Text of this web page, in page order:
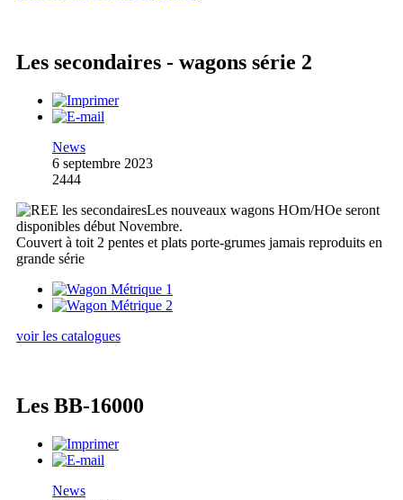
Les secondaires - wagons série 2
News
6 septembre 2023
2444
Les nouveaux wagons HOm/HOe seront
disponibles début Novembre.
Couvert à toit 2 pentes et plats porte-grumes jamais reproduits en
grande série
voir les catalogues
Les BB-16000
News